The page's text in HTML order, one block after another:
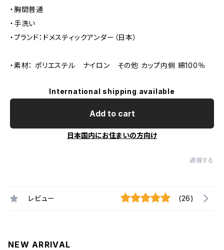
・胸間普通
・手洗い
・ブランド：ドメスティックアンダー（日本）
・素材： ポリエステル ナイロン その他 カップ内側 綿100％
International shipping available
Add to cart
日本国内にお住まいの方向け
通報する
レビュー (26)
NEW ARRIVAL